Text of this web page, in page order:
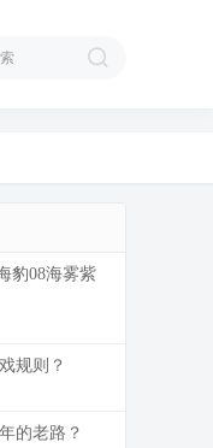
豹08海雾紫
规则？
的老路？